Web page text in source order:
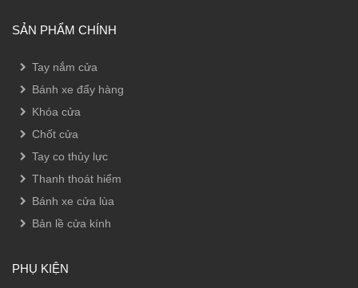
SẢN PHẨM CHÍNH
Tay nắm cửa
Bánh xe đẩy hàng
Khóa cửa
Chốt cửa
Tay co thủy lực
Thanh thoát hiểm
Bánh xe cửa lùa
Bản lề cửa kính
PHỤ KIỆN